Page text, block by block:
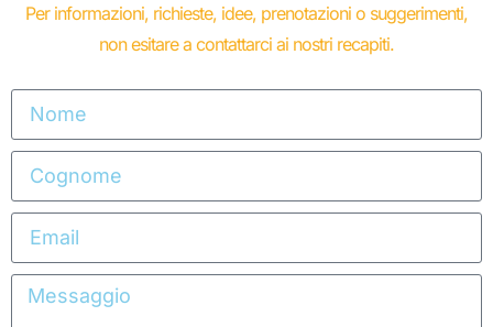
Per informazioni, richieste, idee, prenotazioni o suggerimenti,
non esitare a contattarci ai nostri recapiti.